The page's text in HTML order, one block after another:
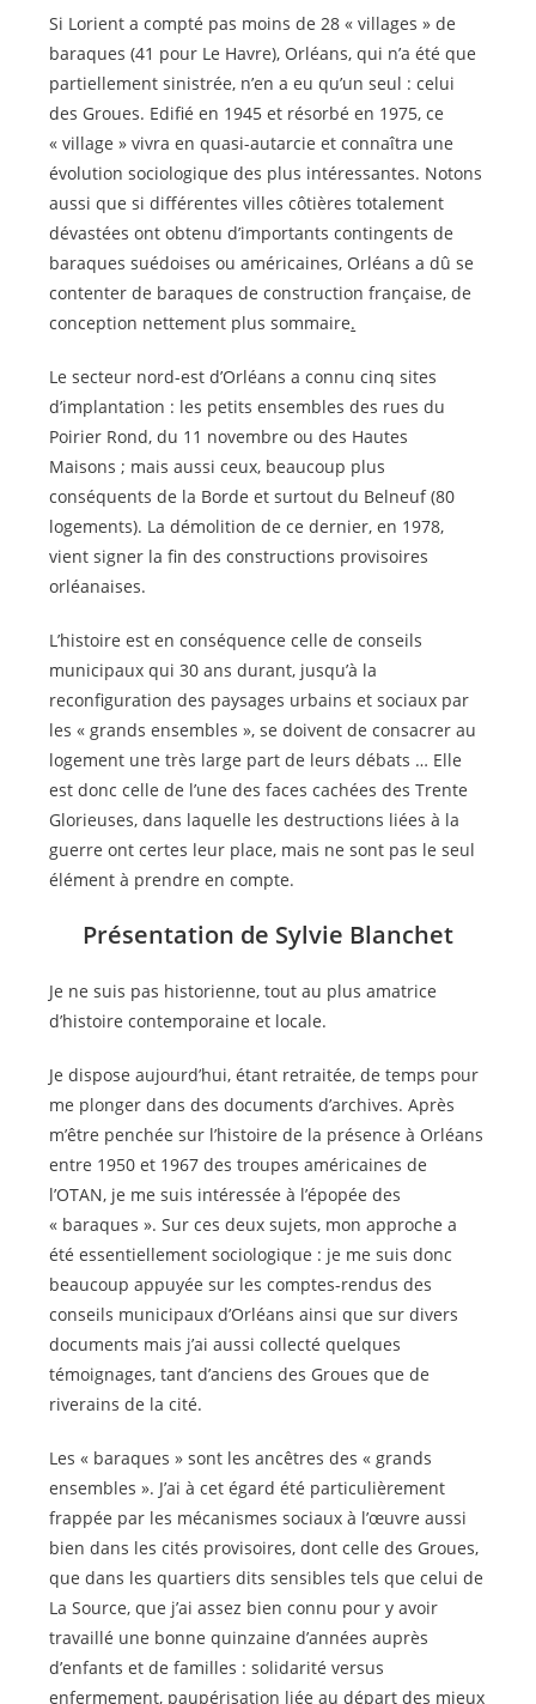
Si Lorient a compté pas moins de 28 « villages » de
baraques (41 pour Le Havre), Orléans, qui n’a été que
partiellement sinistrée, n’en a eu qu’un seul : celui
des Groues. Edifié en 1945 et résorbé en 1975, ce
« village » vivra en quasi-autarcie et connaîtra une
évolution sociologique des plus intéressantes. Notons
aussi que si différentes villes côtières totalement
dévastées ont obtenu d’importants contingents de
baraques suédoises ou américaines, Orléans a dû se
contenter de baraques de construction française, de
conception nettement plus sommaire.
Le secteur nord-est d’Orléans a connu cinq sites
d’implantation : les petits ensembles des rues du
Poirier Rond, du 11 novembre ou des Hautes
Maisons ; mais aussi ceux, beaucoup plus
conséquents de la Borde et surtout du Belneuf (80
logements). La démolition de ce dernier, en 1978,
vient signer la fin des constructions provisoires
orléanaises.
L’histoire est en conséquence celle de conseils
municipaux qui 30 ans durant, jusqu’à la
reconfiguration des paysages urbains et sociaux par
les « grands ensembles », se doivent de consacrer au
logement une très large part de leurs débats … Elle
est donc celle de l’une des faces cachées des Trente
Glorieuses, dans laquelle les destructions liées à la
guerre ont certes leur place, mais ne sont pas le seul
élément à prendre en compte.
Présentation de Sylvie Blanchet
Je ne suis pas historienne, tout au plus amatrice
d’histoire contemporaine et locale.
Je dispose aujourd’hui, étant retraitée, de temps pour
me plonger dans des documents d’archives. Après
m’être penchée sur l’histoire de la présence à Orléans
entre 1950 et 1967 des troupes américaines de
l’OTAN, je me suis intéressée à l’épopée des
« baraques ». Sur ces deux sujets, mon approche a
été essentiellement sociologique : je me suis donc
beaucoup appuyée sur les comptes-rendus des
conseils municipaux d’Orléans ainsi que sur divers
documents mais j’ai aussi collecté quelques
témoignages, tant d’anciens des Groues que de
riverains de la cité.
Les « baraques » sont les ancêtres des « grands
ensembles ». J’ai à cet égard été particulièrement
frappée par les mécanismes sociaux à l’œuvre aussi
bien dans les cités provisoires, dont celle des Groues,
que dans les quartiers dits sensibles tels que celui de
La Source, que j’ai assez bien connu pour y avoir
travaillé une bonne quinzaine d’années auprès
d’enfants et de familles : solidarité versus
enfermement, paupérisation liée au départ des mieux